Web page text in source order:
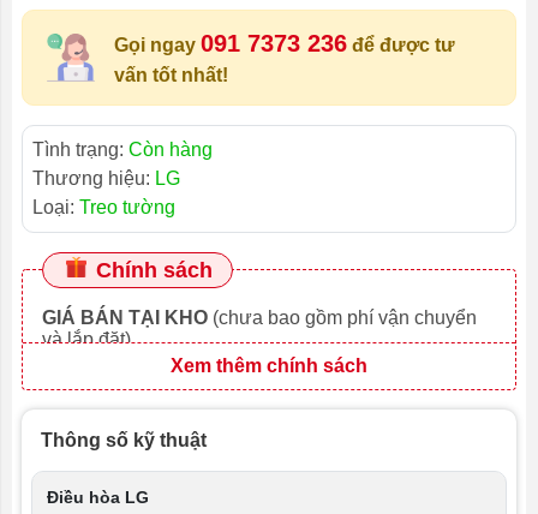
Gọi ngay 091 7373 236 để được tư
vấn tốt nhất!
Tình trạng: Còn hàng
Thương hiệu: LG
Loại: Treo tường
Chính sách
GIÁ BÁN TẠI KHO (chưa bao gồm phí vận chuyển
và lắp đặt)
Xem thêm chính sách
Thông số kỹ thuật
Điều hòa LG